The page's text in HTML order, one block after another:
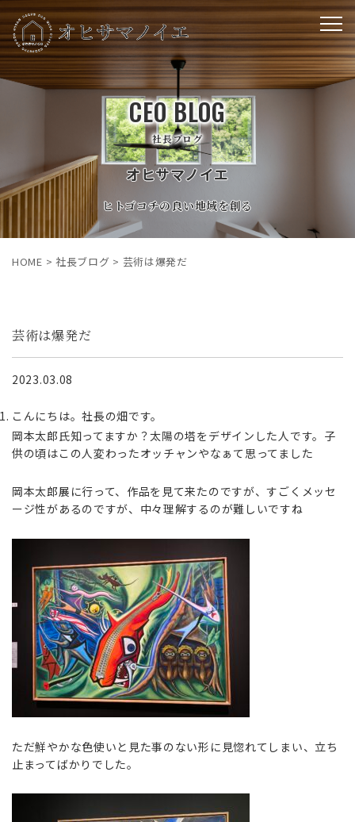
オヒサマノイエ
ヒトゴコチの良い地域を創る
CEO BLOG
社長ブログ
HOME > 社長ブログ > 芸術は爆発だ
芸術は爆発だ
2023.03.08
こんにちは。社長の畑です。
岡本太郎氏知ってますか？太陽の塔をデザインした人です。子
供の頃はこの人変わったオッチャンやなぁて思ってました
岡本太郎展に行って、作品を見て来たのですが、すごくメッセ
ージ性があるのですが、中々理解するのが難しいですね
ただ鮮やかな色使いと見た事のない形に見惚れてしまい、立ち
止まってばかりでした。